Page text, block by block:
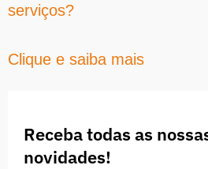
serviços?
Clique e saiba mais
Receba todas as
novidades!